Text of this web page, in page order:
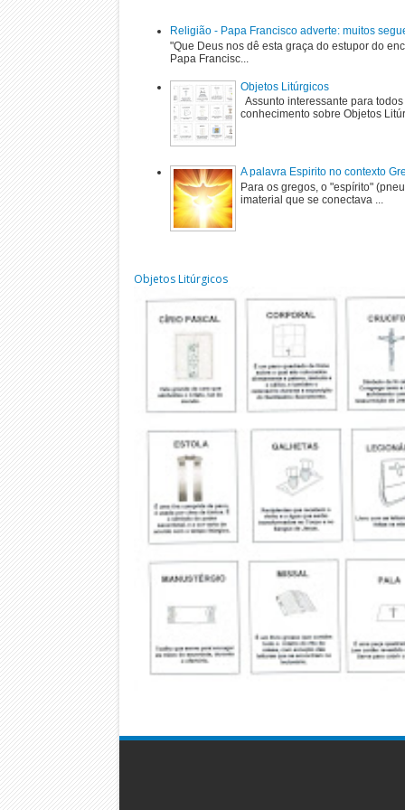
Religião - Papa Francisco adverte: muitos
"Que Deus nos dê esta graça do estupor do
Papa Francisc...
Objetos Litúrgicos
Assunto interessante para
conhecimento sobre Objetos
A palavra Espirito no contexto
Para os gregos, o "espírito"
imaterial que se conectava ...
Objetos Litúrgicos